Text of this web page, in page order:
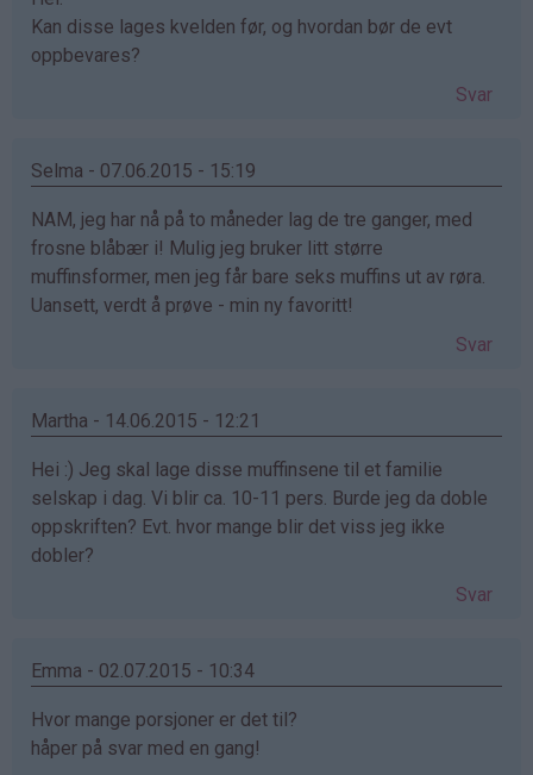
Kan disse lages kvelden før, og hvordan bør de evt
oppbevares?
Svar
Selma - 07.06.2015 - 15:19
NAM, jeg har nå på to måneder lag de tre ganger, med
frosne blåbær i! Mulig jeg bruker litt større
muffinsformer, men jeg får bare seks muffins ut av røra.
Uansett, verdt å prøve - min ny favoritt!
Svar
Martha - 14.06.2015 - 12:21
Hei :) Jeg skal lage disse muffinsene til et familie
selskap i dag. Vi blir ca. 10-11 pers. Burde jeg da doble
oppskriften? Evt. hvor mange blir det viss jeg ikke
dobler?
Svar
Emma - 02.07.2015 - 10:34
Hvor mange porsjoner er det til?
håper på svar med en gang!